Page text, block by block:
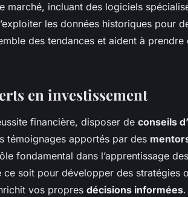
marché, incluant des logiciels
les données historiques pour
des tendances et aident à
en investissement
financière, disposer de conseils
témoignages apportés par des
fondamental dans l’apprentissage
ce soit pour développer des stratégies
vos propres décisions informées.